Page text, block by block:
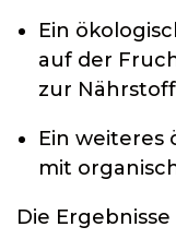
Ein
auf der
zur
Ein weiteres
mit
Die